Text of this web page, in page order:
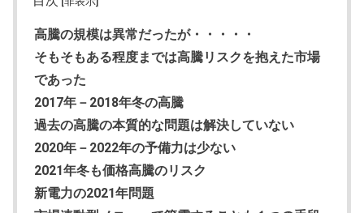
高騰の規模は異常だったが・・・・・
そもそもある程度までは高騰リスクを抱えた市場
であった
2017年－2018年冬の高騰
過去の高騰の本質的な問題は解決していない
2020年－2022年の予備力は少ない
2021年冬も価格高騰のリスク
新電力の2021年問題